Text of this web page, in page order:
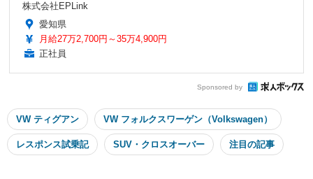
株式会社EPLink
愛知県
月給27万2,700円～35万4,900円
正社員
Sponsored by
VW ティグアン VW フォルクスワーゲン（Volkswagen）
レスポンス試乗記 SUV・クロスオーバー 注目の記事